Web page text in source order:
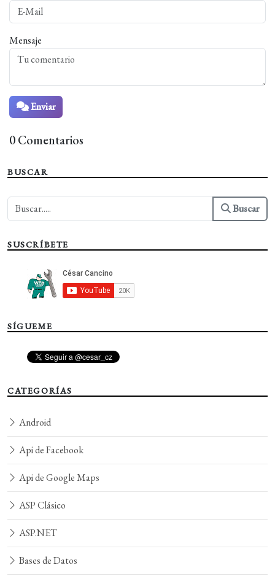
Mensaje
Enviar
0 Comentarios
BUSCAR
Buscar
SUSCRÍBETE
SÍGUEME
CATEGORÍAS
Android
Api de Facebook
Api de Google Maps
ASP Clásico
ASP.NET
Bases de Datos